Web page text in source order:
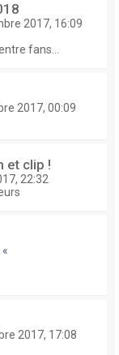
2017, 16:09
fans...
2017, 00:09
et clip !
22:32
«
2017, 17:08